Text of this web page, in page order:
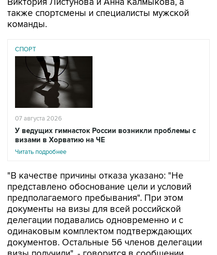
команды.
СПОРТ
07 августа 2026
У ведущих гимнасток России возникли проблемы с
визами в Хорватию на ЧЕ
Читать подробнее
"В качестве причины отказа указано: "Не
предполагаемого пребывания". При этом
документы на визы для всей российской
делегации подавались одновременно и с
одинаковым комплектом подтверждающих
документов. Остальные 56 членов делегации
визы получили", - говорится в сообщении
федерации.